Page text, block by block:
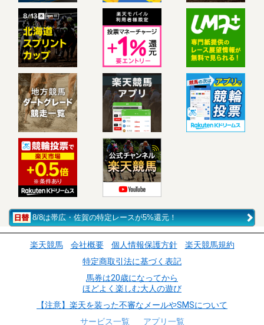
8/8は帯広・佐賀の特定レースが5%還元！
楽天競馬 会社概要 個人情報保護方針
楽天競馬規約
特定商取引法に基づく表記
馬券は20歳になってから
ほどよく楽しむ大人の遊び
【注意】楽天を装った不審なメールやSMSについて
サービス一覧
アプリ一覧